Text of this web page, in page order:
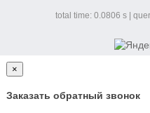
total time: 0.0806 s |
×
Заказать обратный звонок